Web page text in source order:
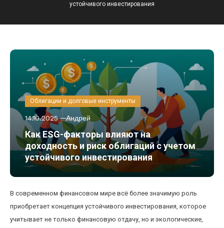
устойчивого инвестирования
Облигации и долговые инструменты
14.10.2025 Андрей
Как ESG-факторы влияют на
доходность и риск облигаций с учетом
устойчивого инвестирования
В современном финансовом мире всё более значимую роль
приобретает концепция устойчивого инвестирования, которое
учитывает не только финансовую отдачу, но и экологические,